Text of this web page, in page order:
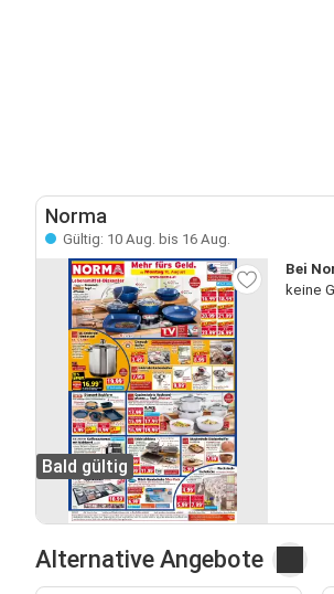
Norma
Gültig: 10 Aug. bis 16 Aug.
Bald gültig
Bei
keine
Alternative Angebote